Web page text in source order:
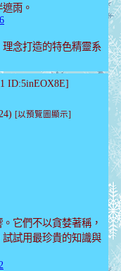
雨。
念打造的特色精靈系
ID:5inEOX8E]
[以預覽圖顯示]
它們不以貪婪著稱，
試用最珍貴的知識與